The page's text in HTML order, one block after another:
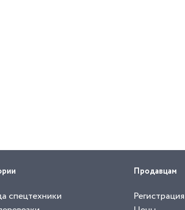
спецтехники
Продавцам
Регистрация